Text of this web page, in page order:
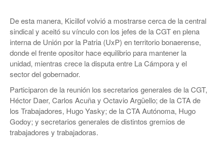
De esta manera, Kicillof volvió a mostrarse cerca de la central
sindical y aceitó su vínculo con los jefes de la CGT en plena
interna de Unión por la Patria (UxP) en territorio bonaerense,
donde el frente opositor hace equilibrio para mantener la
unidad, mientras crece la disputa entre La Cámpora y el
sector del gobernador.
Participaron de la reunión los secretarios generales de la CGT,
Héctor Daer, Carlos Acuña y Octavio Argüello; de la CTA de
los Trabajadores, Hugo Yasky; de la CTA Autónoma, Hugo
Godoy; y secretarios generales de distintos gremios de
trabajadores y trabajadoras.